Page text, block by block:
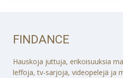
FINDANCE
Hauskoja juttuja, erikoisuuksia
leffoja, tv-sarjoja, videopelejä ja